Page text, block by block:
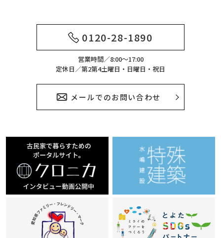
0120-28-1890
営業時間／8:00～17:00
定休日／第2第4土曜日・日曜日・祝日
メールでのお問い合わせ